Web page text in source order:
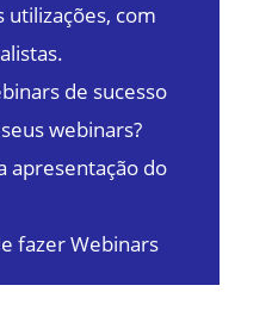
utilizações, com
de sucesso
webinars?
apresentação do
fazer Webinars